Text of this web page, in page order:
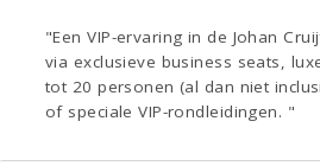
"Een VIP-ervaring in de Johan
via exclusieve business seats,
tot 20 personen (al dan niet
of speciale VIP-rondleidingen. "